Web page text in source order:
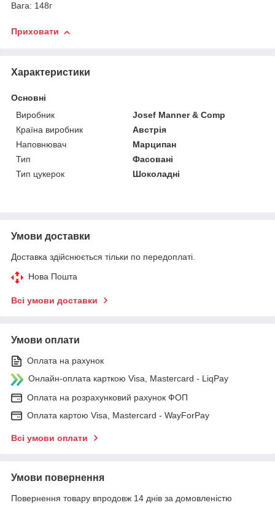
Вага: 148г
Приховати
Характеристики
Основні
Виробник
Josef Manner & Comp
Країна виробник
Австрія
Наповнювач
Марципан
Тип
Фасовані
Тип цукерок
Шоколадні
Умови доставки
Доставка здійснюється тільки по передоплаті.
Нова Пошта
Всі умови доставки
Умови оплати
Оплата на рахунок
Онлайн-оплата карткою Visa, Mastercard - LiqPay
Оплата на розрахунковий рахунок ФОП
Оплата картою Visa, Mastercard - WayForPay
Всі умови оплати
Умови повернення
Повернення товару впродовж 14 днів за домовленістю